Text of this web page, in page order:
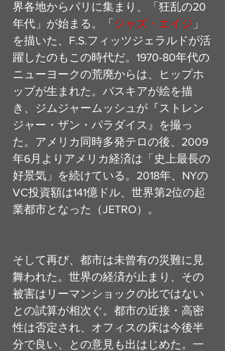
界各地からパリに集まり、「狂乱の20
年代」が始まる。
「 ジャズ・エイジ 」
を描いた、F.S.フィッツジェラルドが活
躍したのもこの時代だ。1970-80年代の
ニューヨークの荒廃からは、ヒップホ
ップが生まれた。バスキアが絵を描
き、ジムジャームッシュが『ストレン
ジャー・ザン・パラダイス』を撮っ
た。アメリカ同時多発テロの後、2009
年6月よりアメリカ経済は「史上最長の
好景気」を続けている。2018年、NYの
VC投資額は141億ドル、世界第2位の起
業都市となった（JETRO）。
そして再び、都市は未曾有の災難に見
舞われた。世界の経済が止まり、その
被害はリーマンショックの比ではない
との試算が相次ぐ。都市の近接・高密
性は否定され、オフィスの床は今後半
分で良い、との意見も出はじめた。一